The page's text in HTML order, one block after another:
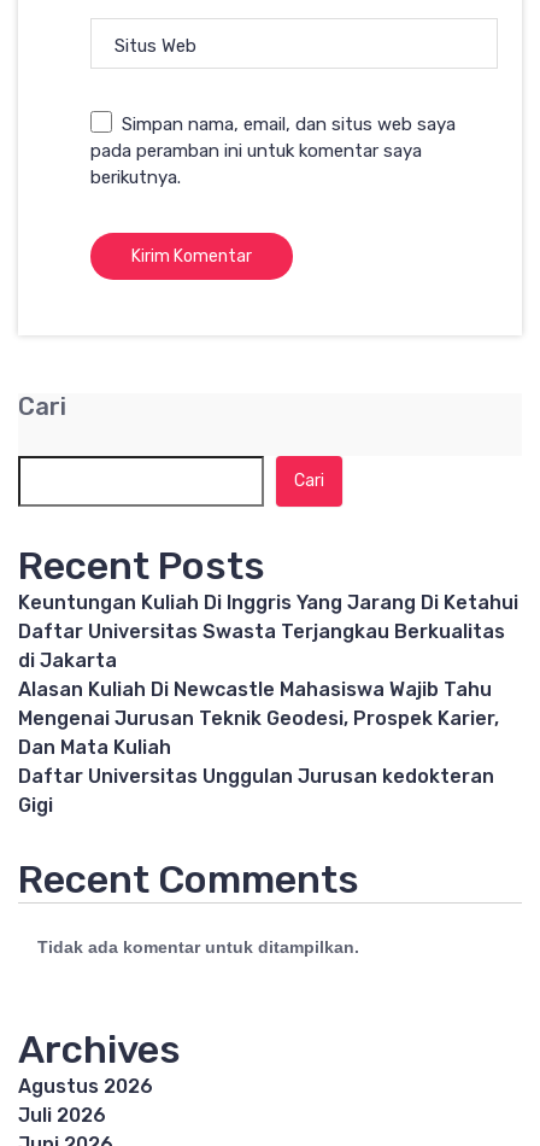
Situs Web
Simpan nama, email, dan situs web saya
pada peramban ini untuk komentar saya
berikutnya.
Cari
Cari
Recent Posts
Keuntungan Kuliah Di Inggris Yang Jarang Di Ketahui
Daftar Universitas Swasta Terjangkau Berkualitas
di Jakarta
Alasan Kuliah Di Newcastle Mahasiswa Wajib Tahu
Mengenai Jurusan Teknik Geodesi, Prospek Karier,
Dan Mata Kuliah
Daftar Universitas Unggulan Jurusan kedokteran
Gigi
Recent Comments
Tidak ada komentar untuk ditampilkan.
Archives
Agustus 2026
Juli 2026